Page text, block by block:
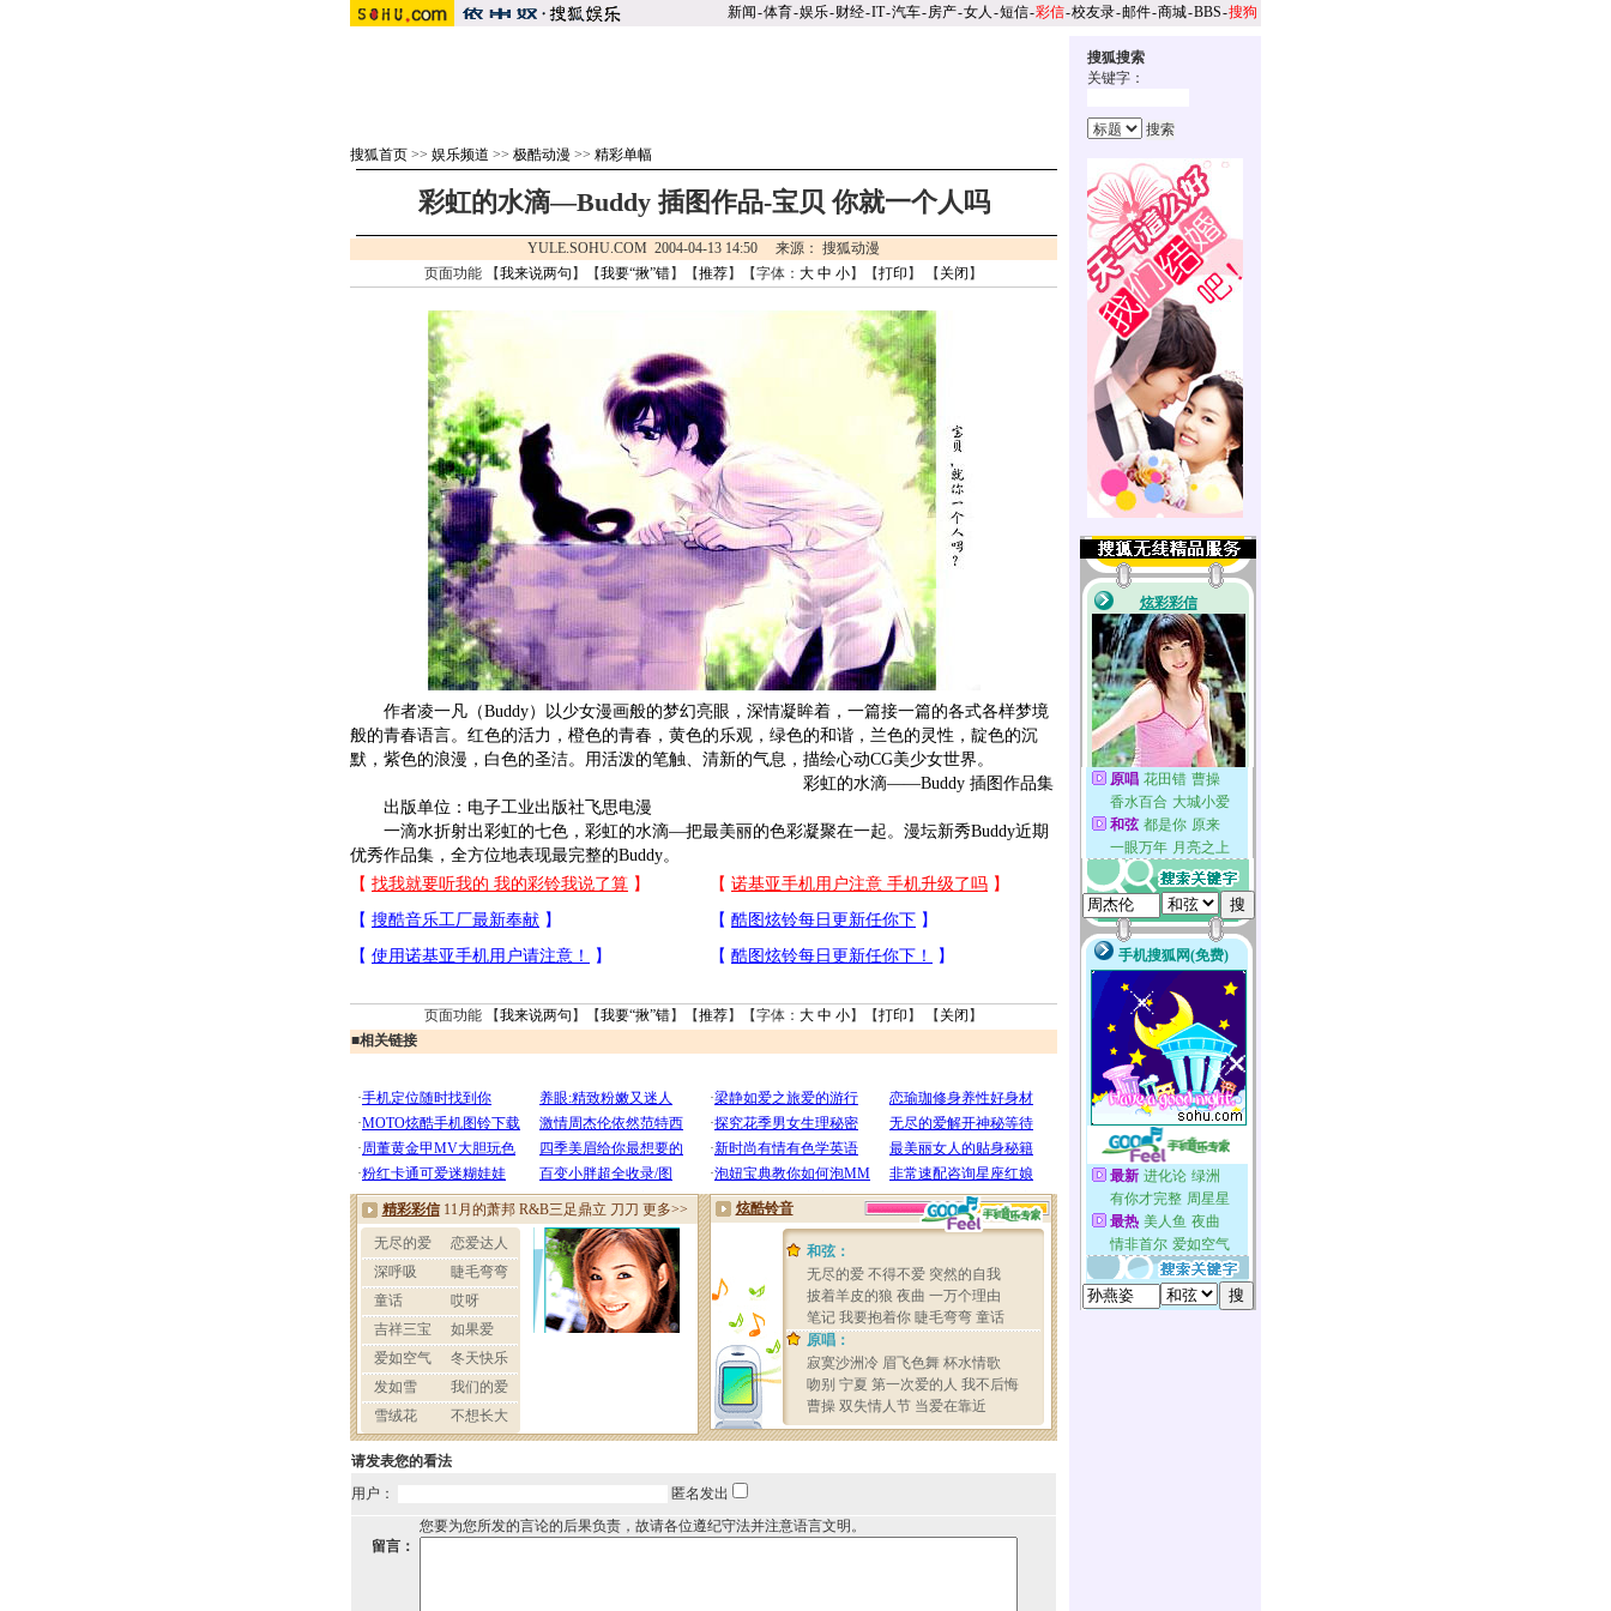
新闻-体育-娱乐-财经-IT-汽车-房产-女人 -短信-彩信-校友录-邮件-商城-BBS-搜狗
搜狐首页 >> 娱乐频道 >> 极酷动漫 >> 精彩单幅
彩虹的水滴—Buddy 插图作品-宝贝 你就一个人吗
YULE.SOHU.COM 2004-04-13 14:50 来源： 搜狐动漫
页面功能 【我来说两句 】【我要“揪”错】【推荐】【字体： 大 中 小】【打印 】 【 关闭 】
作者凌一凡（Buddy）以少女漫画般的梦幻亮眼，深情凝眸着，一篇接一篇的各式各样梦境
般的青春语言。红色的活力，橙色的青春，黄色的乐观，绿色的和谐，兰色的灵性，靛色的沉
默，紫色的浪漫，白色的圣洁。用活泼的笔触、清新的气息，描绘心动CG美少女世界。
彩虹的水滴——Buddy 插图作品集
出版单位：电子工业出版社飞思电漫
一滴水折射出彩虹的七色，彩虹的水滴—把最美丽的色彩凝聚在一起。漫坛新秀Buddy近期
优秀作品集，全方位地表现最完整的Buddy。
页面功能 【我来说两句 】【我要“揪”错】【推荐】【字体： 大 中 小】【打印 】 【 关闭 】
■相关链接
请发表您的看法
用户：
匿名发出
您要为您所发的言论的后果负责，故请各位遵纪守法并注意语言文明。
留言：
搜狐搜索
关键字：